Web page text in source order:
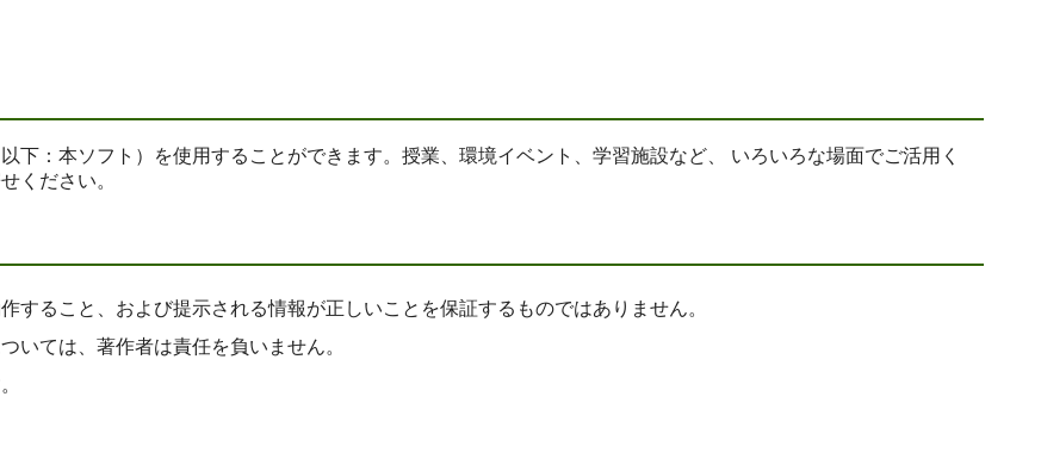
：本ソフト）を使用することができます。授業、環境イベント、学習施設など、 いろいろな場面でご活用く
ください。
すること、および提示される情報が正しいことを保証するものではありません。
いては、著作者は責任を負いません。